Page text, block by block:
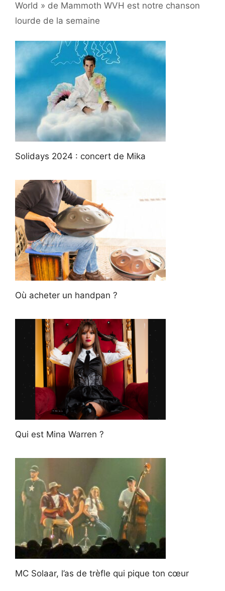
World » de Mammoth WVH est notre chanson
lourde de la semaine
Solidays 2024 : concert de Mika
Où acheter un handpan ?
Qui est Mina Warren ?
MC Solaar, l’as de trèfle qui pique ton cœur